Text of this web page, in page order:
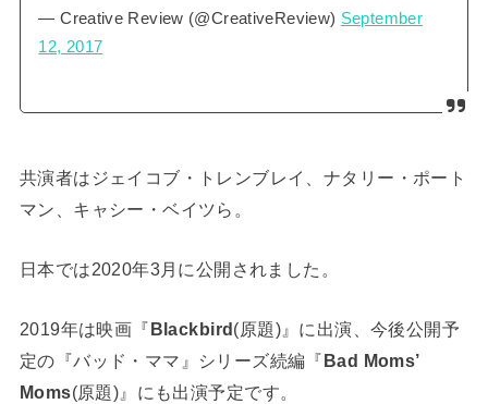
— Creative Review (@CreativeReview) September
12, 2017
共演者はジェイコブ・トレンブレイ、ナタリー・ポート
マン、キャシー・ベイツら。
日本では2020年3月に公開されました。
2019年は映画『 Blackbird (原題)』に出演、今後公開予
定の『バッド・ママ』シリーズ続編『 Bad Moms’
Moms(原題)』にも出演予定です。